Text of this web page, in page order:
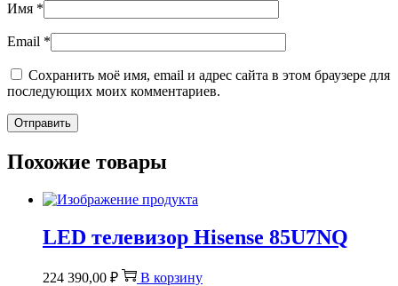
Имя *
Email *
Сохранить моё имя, email и адрес сайта в этом браузере для
последующих моих комментариев.
Похожие товары
LED телевизор Hisense 85U7NQ
224 390,00 ₽ В корзину